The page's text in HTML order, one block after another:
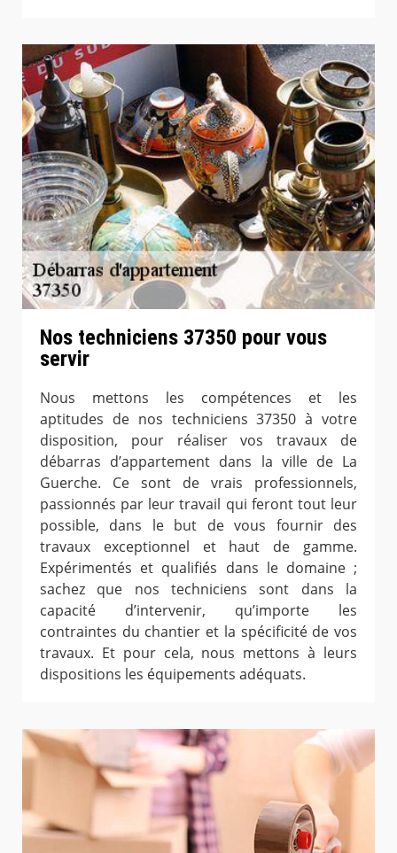
Nos techniciens 37350 pour vous
servir
Nous mettons les compétences et les
aptitudes de nos techniciens 37350 à votre
disposition, pour réaliser vos travaux de
débarras d’appartement dans la ville de La
Guerche. Ce sont de vrais professionnels,
passionnés par leur travail qui feront tout leur
possible, dans le but de vous fournir des
travaux exceptionnel et haut de gamme.
Expérimentés et qualifiés dans le domaine ;
sachez que nos techniciens sont dans la
capacité d’intervenir, qu’importe les
contraintes du chantier et la spécificité de vos
travaux. Et pour cela, nous mettons à leurs
dispositions les équipements adéquats.